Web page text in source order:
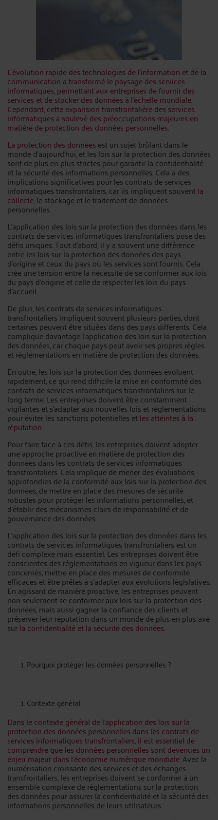
L'évolution rapide des technologies de l'information et de la
communication a transformé le paysage des services
informatiques, permettant aux entreprises de fournir des
services et de stocker des données à l'échelle mondiale.
Cependant, cette expansion transfrontalière des services
informatiques a soulevé des préoccupations majeures en
matière de protection des données personnelles.
La protection des données est un sujet brûlant dans le
monde d'aujourd'hui, et les lois sur la protection des données
sont de plus en plus strictes pour garantir la confidentialité
et la sécurité des informations personnelles. Cela a des
implications significatives pour les contrats de services
informatiques transfrontaliers, car ils impliquent souventla
collecte, le stockage et le traitement de données
personnelles.
L'application des lois sur la protection des données dans les
contrats de services informatiques transfrontaliers pose des
défis uniques. Tout d'abord, il y a souvent une différence
entre les lois sur la protection des données des pays
d'origine et ceux du pays où les services sont fournis. Cela
crée une tension entre la nécessité de se conformer aux lois
du pays d'origine et celle de respecter les lois du pays
d'accueil.
De plus, les contrats de services informatiques
transfrontaliers impliquent souvent plusieurs parties, dont
certaines peuvent être situées dans des pays différents. Cela
complique davantage l'application des lois sur la protection
des données, car chaque pays peut avoir ses propres règles
et réglementations en matière de protection des données.
En outre, les lois sur la protection des données évoluent
rapidement, ce qui rend difficile la mise en conformité des
contrats de services informatiques transfrontaliers sur le
long terme. Les entreprises doivent être constamment
vigilantes et s'adapter aux nouvelles lois et réglementations
pour éviter les sanctions potentielles etles atteintes à la
réputation.
Pour faire face à ces défis, les entreprises doivent adopter
une approche proactive en matière de protection des
données dans les contrats de services informatiques
transfrontaliers. Cela implique de mener des évaluations
approfondies de la conformité aux lois sur la protection des
données, de mettre en place des mesures de sécurité
robustes pour protéger les informations personnelles, et
d'établir des mécanismes clairs de responsabilité et de
gouvernance des données.
L'application des lois sur la protection des données dans les
contrats de services informatiques transfrontaliers est un
défi complexe mais essentiel. Les entreprises doivent être
conscientes des réglementations en vigueur dans les pays
concernés, mettre en place des mesures de conformité
efficaces et être prêtes à s'adapter aux évolutions législatives.
En agissant de manière proactive, les entreprises peuvent
non seulement se conformer aux lois sur la protection des
données, mais aussi gagner la confiance des clients et
préserver leur réputation dans un monde de plus en plus axé
surla confidentialité et la sécurité des données.
Pourquoi protéger les données personnelles ?
Contexte général
Dans le contexte général de l'application des lois sur la
protection des données personnelles dans les contrats de
services informatiques transfrontaliers, il est essentiel de
comprendre que les données personnelles sont devenues un
enjeu majeur dans l'économie numérique mondiale.Avec la
numérisation croissante des services et des échanges
transfrontaliers, les entreprises doivent se conformer à un
ensemble complexe de réglementations sur la protection
des données pour assurer la confidentialité et la sécurité des
informations personnelles de leurs utilisateurs.